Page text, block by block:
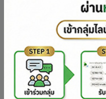
แผ่นดิบประจำวัน จัน
หมวด: (เอกชน) ราคาปร
6 วันที่แล้ว
ดูกระทู้